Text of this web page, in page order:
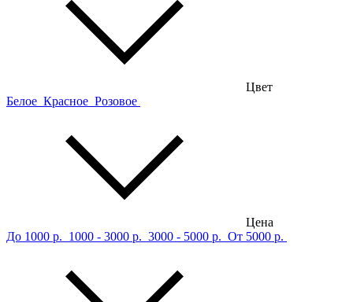
Цвет
Белое Красное Розовое
Цена
До 1000 р. 1000 - 3000 р. 3000 - 5000 р. От 5000 р.